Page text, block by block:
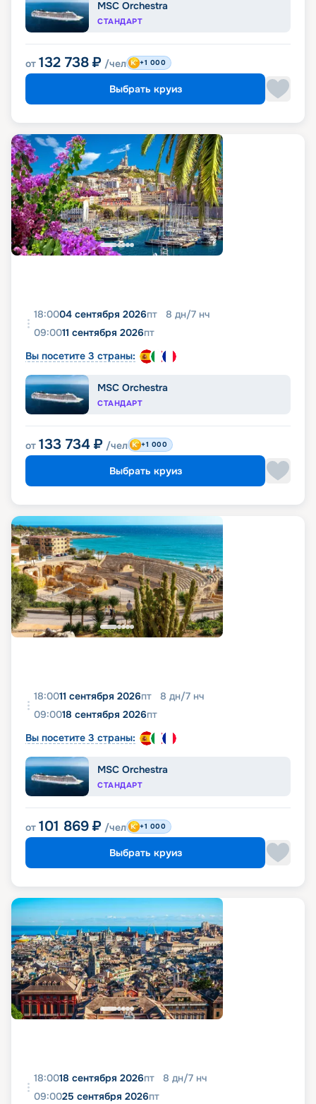
MSC Orchestra
СТАНДАРТ
от 132 738 ₽ /чел +1 000
Выбрать круиз
18:0004 сентября 2026пт 8 дн/7 нч
09:0011 сентября 2026пт
Вы посетите 3 страны:
MSC Orchestra
СТАНДАРТ
от 133 734 ₽ /чел +1 000
Выбрать круиз
18:0011 сентября 2026пт 8 дн/7 нч
09:0018 сентября 2026пт
Вы посетите 3 страны:
MSC Orchestra
СТАНДАРТ
от 101 869 ₽ /чел +1 000
Выбрать круиз
18:0018 сентября 2026пт 8 дн/7 нч
09:0025 сентября 2026пт